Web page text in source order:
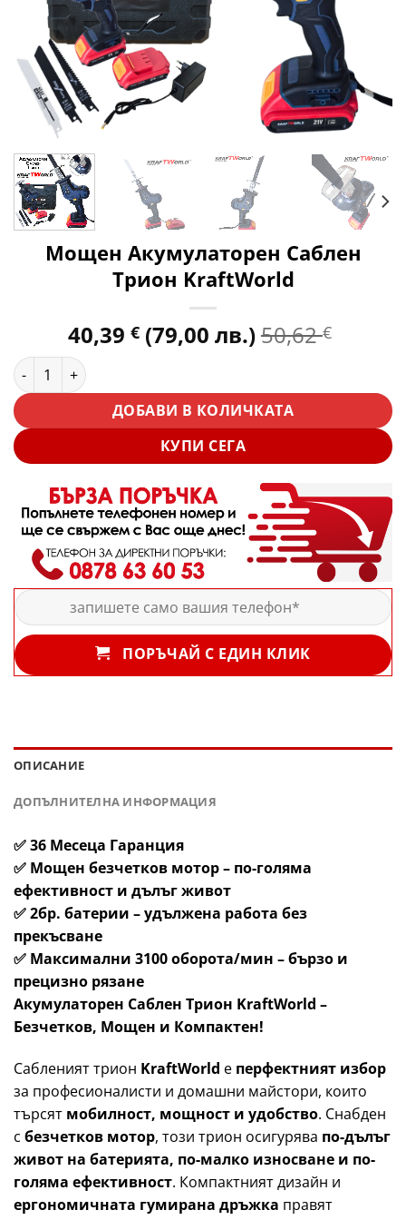
Мощен Акумулаторен Саблен
Трион KraftWorld
40,39 € (79,00 лв.)50,62€
количество за Мощен Акумулаторен Саблен Трион
ДОБАВИ В КОЛИЧКАТА
КУПИ СЕГА
ПОРЪЧАЙ С ЕДИН КЛИК
ОПИСАНИЕ
ДОПЪЛНИТЕЛНА ИНФОРМАЦИЯ
✅36 Месеца Гаранция
✅ Мощен безчетков мотор– по-голяма
ефективност и дълъг живот
✅2бр. батерии – удължена работа без
прекъсване
✅ Максимални 3100 оборота/мин – бързо и
прецизно рязане
Акумулаторен Саблен Трион KraftWorld –
Безчетков, Мощен и Компактен!
Сабленият трион KraftWorld е перфектният избор
за професионалисти и домашни майстори, които
търсят мобилност, мощност и удобство. Снабден
с безчетков мотор, този трион осигурява по-дълъг
живот на батерията, по-малко износване и по-
голяма ефективност. Компактният дизайн и
ергономичната гумирана дръжка правят